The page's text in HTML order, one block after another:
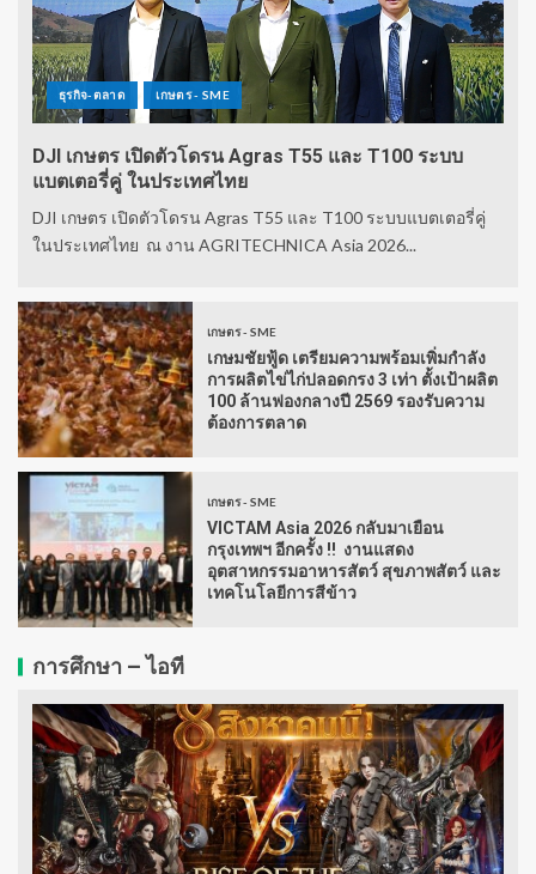
ธุรกิจ-ตลาด เกษตร - SME
DJI เกษตร เปิดตัวโดรน Agras T55 และ T100 ระบบ
แบตเตอรี่คู่ ในประเทศไทย
DJI เกษตร เปิดตัวโดรน Agras T55 และ T100 ระบบแบตเตอรี่คู่
ในประเทศไทย ณ งาน AGRITECHNICA Asia 2026...
เกษตร - SME
เกษมชัยฟู้ด เตรียมความพร้อมเพิ่มกำลัง
การผลิตไข่ไก่ปลอดกรง 3 เท่า ตั้งเป้าผลิต
100 ล้านฟองกลางปี 2569 รองรับความ
ต้องการตลาด
เกษตร - SME
VICTAM Asia 2026 กลับมาเยือน
กรุงเทพฯ อีกครั้ง !! งานแสดง
อุตสาหกรรมอาหารสัตว์ สุขภาพสัตว์ และ
เทคโนโลยีการสีข้าว
การศึกษา – ไอที